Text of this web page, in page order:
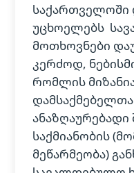
საქართველოში
უცხოელებს
მოთხოვნები
კერძოდ,
რომლის
ანაზღაურებადი
საქმიანობის
მეწარმეობა)